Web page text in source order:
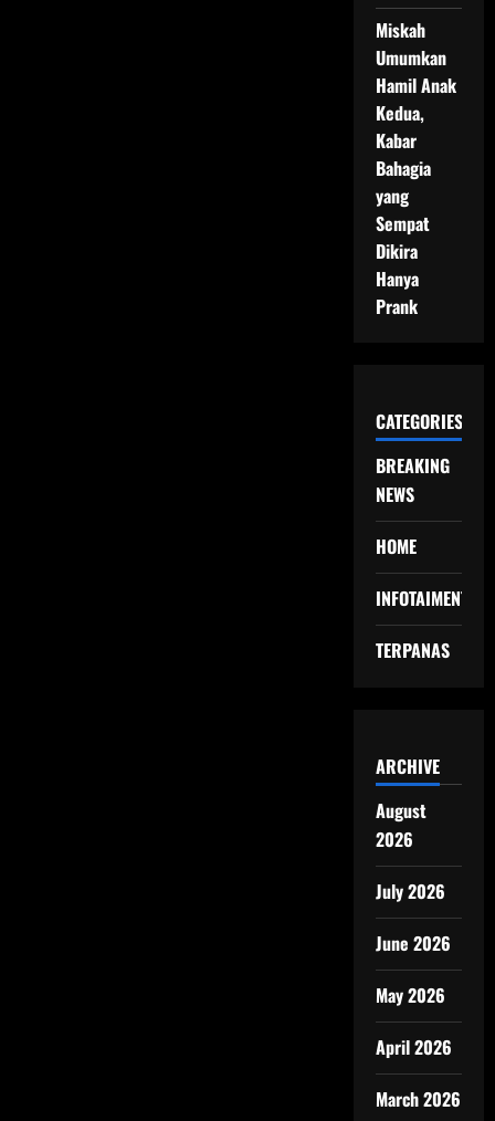
Miskah
Umumkan
Hamil Anak
Kedua,
Kabar
Bahagia
yang
Sempat
Dikira
Hanya
Prank
CATEGORIES
BREAKING
NEWS
HOME
INFOTAIMENT
TERPANAS
ARCHIVE
August
2026
July 2026
June 2026
May 2026
April 2026
March 2026